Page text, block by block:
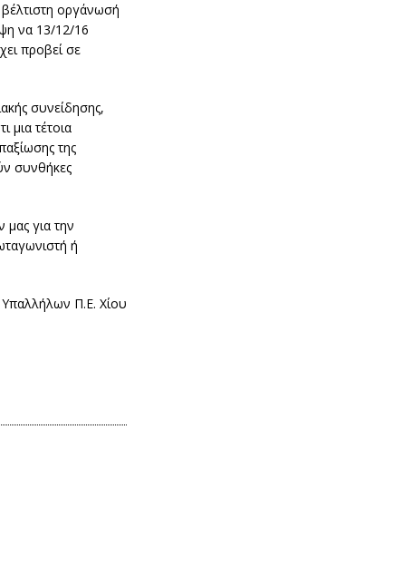
οργάνωσή
να 13/12/16
προβεί σε
συνείδησης,
μια τέτοια
της
συνθήκες
για την
ή
Π.Ε. Χίου